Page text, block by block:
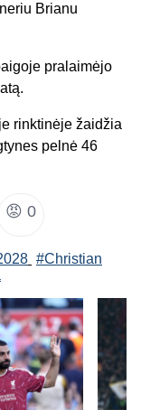
Brianu
pralaimėjo
rinktinėje žaidžia
pelnė 46
😡 0
#Christian